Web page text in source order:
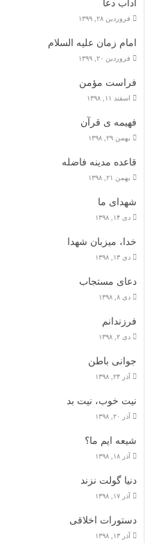
آداب دعا
فروردین ۲۸, ۱۳۹۹
امام زمان علیه السلام
فروردین ۲۰, ۱۳۹۹
فراست مؤمن
اسفند ۱۱, ۱۳۹۸
فهیمه ی قرآن
بهمن ۲۹, ۱۳۹۸
قاعده مدینه فاضله
بهمن ۲۱, ۱۳۹۸
شهدای ما
دی ۱۴, ۱۳۹۸
خدا، میزبان شهدا
دی ۱۳, ۱۳۹۸
دعای مستجاب
دی ۸, ۱۳۹۸
فرزندانم
دی ۲, ۱۳۹۸
جوانی باطن
آذر ۲۴, ۱۳۹۸
نیت خوب، نیت بد
آذر ۲۰, ۱۳۹۸
شیعه ایم ما؟
آذر ۱۸, ۱۳۹۸
دنیا گولت نزند
آذر ۱۷, ۱۳۹۸
دستورات اخلاقی
آذر ۱۳, ۱۳۹۸